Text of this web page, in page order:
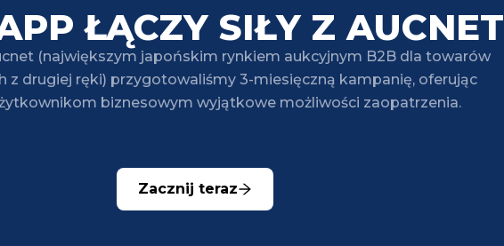
ŁĄCZY SIŁY Z AUCNET
(największym japońskim rynkiem aukcyjnym B2B dla towarów
z drugiej ręki) przygotowaliśmy 3-miesięczną kampanię, oferując
biznesowym wyjątkowe możliwości zaopatrzenia.
Zacznij teraz